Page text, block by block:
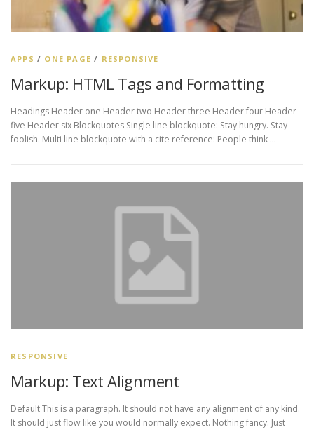
APPS / ONE PAGE / RESPONSIVE
Markup: HTML Tags and Formatting
Headings Header one Header two Header three Header four Header
five Header six Blockquotes Single line blockquote: Stay hungry. Stay
foolish. Multi line blockquote with a cite reference: People think …
RESPONSIVE
Markup: Text Alignment
Default This is a paragraph. It should not have any alignment of any kind.
It should just flow like you would normally expect. Nothing fancy. Just